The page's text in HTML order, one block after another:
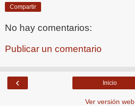
Compartir
No hay comentarios:
Publicar un comentario
‹ Inicio
Ver versión web